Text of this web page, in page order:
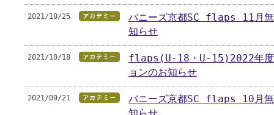
2021/10/25
バニーズ京都SC flaps 11月無
知らせ
2021/10/18
flaps(U-18・U-15)2022年度
ョンのお知らせ
2021/09/21
バニーズ京都SC flaps 10月無